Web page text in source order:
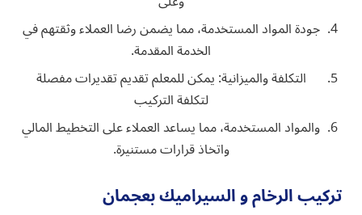
جودة المواد المستخدمة، مما يضمن رضا العملاء وثقتهم في
الخدمة المقدمة.
التكلفة والميزانية: يمكن للمعلم تقديم تقديرات مفصلة
لتكلفة التركيب
والمواد المستخدمة، مما يساعد العملاء على التخطيط المالي
واتخاذ قرارات مستنيرة.
تركيب الرخام و السيراميك بعجمان